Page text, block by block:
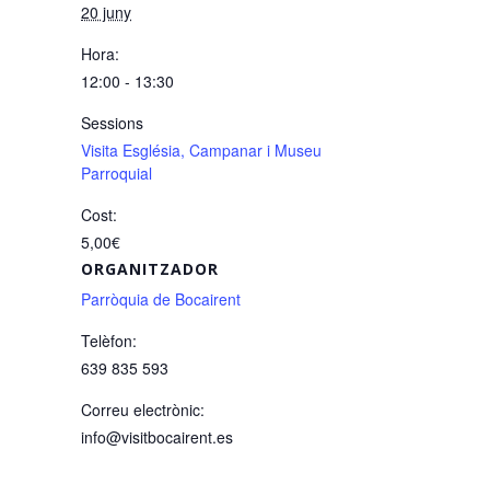
20 juny
Hora:
12:00 - 13:30
Sessions
Visita Església, Campanar i Museu
Parroquial
Cost:
5,00€
ORGANITZADOR
Parròquia de Bocairent
Telèfon:
639 835 593
Correu electrònic:
info@visitbocairent.es